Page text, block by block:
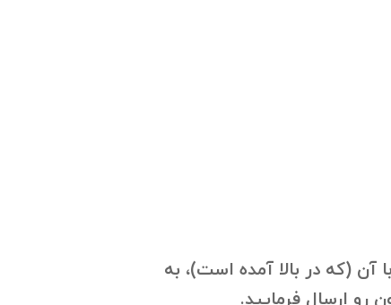
آن (که در بالا آمده است)، به